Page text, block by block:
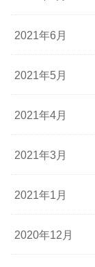
2021年6月
2021年5月
2021年4月
2021年3月
2021年1月
2020年12月